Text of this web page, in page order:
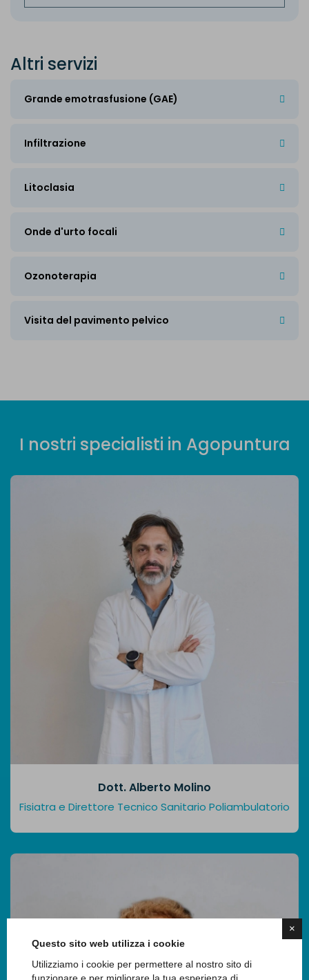
×
Questo sito web utilizza i cookie
Utilizziamo i cookie per permettere al nostro sito di
Altri servizi
Grande emotrasfusione (GAE)
Infiltrazione
Litoclasia
Onde d'urto focali
Ozonoterapia
Visita del pavimento pelvico
I nostri specialisti in Agopuntura
Dott. Alberto Molino
Fisiatra e Direttore Tecnico Sanitario Poliambulatorio